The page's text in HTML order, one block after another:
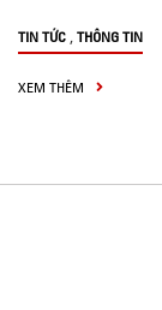
TIN TỨC , THÔNG TIN
XEM THÊM